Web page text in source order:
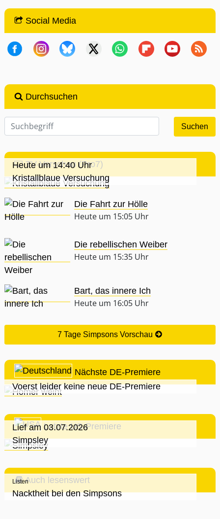
Social Media
Durchsuchen
TV-Vorschau (Pro7)
Heute um 14:40 Uhr
Kristallblaue Versuchung
Die Fahrt zur Hölle
Heute um 15:05 Uhr
Die rebellischen Weiber
Heute um 15:35 Uhr
Bart, das innere Ich
Heute um 16:05 Uhr
7 Tage Simpsons Vorschau
Nächste DE-Premiere
Voerst leider keine neue DE-Premiere
Letzte US-Premiere
Lief am 03.07.2026
Simpsley
Auch lesenswert
Listen
Nacktheit bei den Simpsons